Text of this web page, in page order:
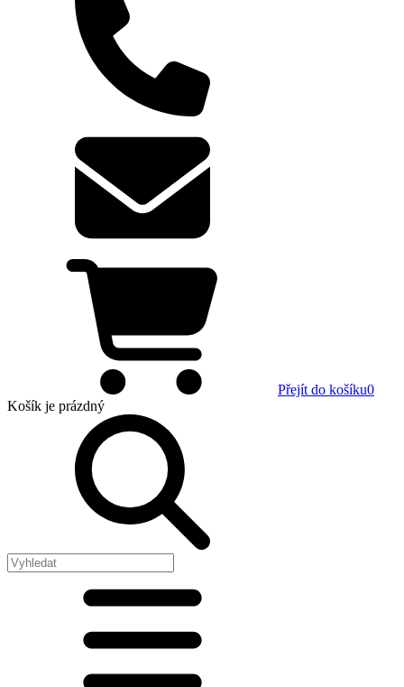
Přejít do košíku0
Košík je prázdný